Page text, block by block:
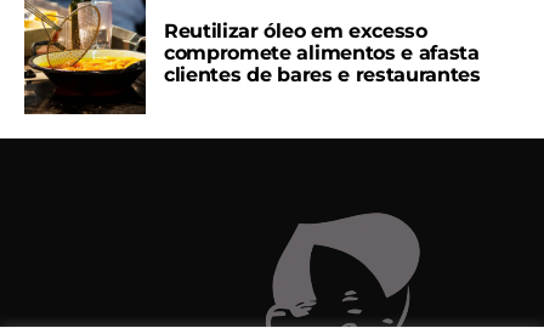
Reutilizar óleo em excesso
compromete alimentos e afasta
clientes de bares e restaurantes